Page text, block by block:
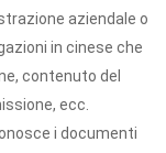
aziendale o
in cinese che
contenuto del
ecc.
i documenti